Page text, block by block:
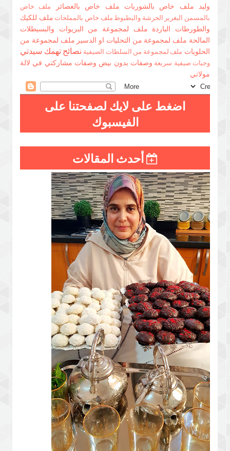
وليد ملف خاص بالشوربات ملف خاص بالعصائر
ملف خاص
بالمسمن البغرير الحرشة والبطبوط ملف خاص بالمملحات ملف للكيك
والطورطات الباردة ملف لمجموعة من البريوات والبسيطلات
المالحة ملف لمجموعة من التحليات او الدسير ملف لمجموعة من
الحلويات ملف لمجموعة من السلطات الصيفية نصائح تهمك سيدتي
وجبات صيفية سريعة وصفات بدون بيض وصفات مشاركتي في لالة
مولاتي
اضغط على لايك لصفحتنا على
الفيسبوك
أحدث المقالات